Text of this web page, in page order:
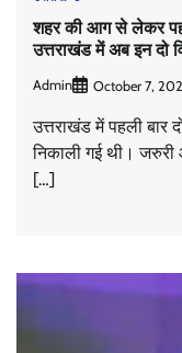
शहर की आग से लेकर
उत्तराखंड में अब इन दो
Admin October 7,
उत्तराखंड में पहली बार
निकाली गई थी। जरुरी
[…]